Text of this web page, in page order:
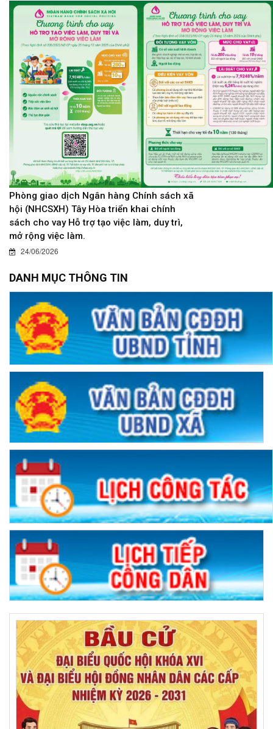
Phòng giao dịch Ngân hàng Chính sách xã
hội (NHCSXH) Tây Hòa triển khai chính
sách cho vay Hỗ trợ tạo việc làm, duy trì,
mở rộng việc làm.
24/06/2026
DANH MỤC THÔNG TIN